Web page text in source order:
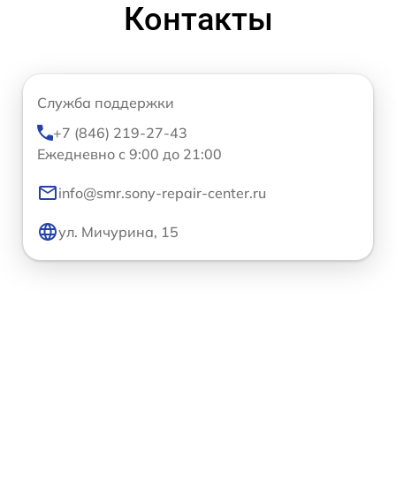
Контакты
Служба поддержки
+7 (846) 219-27-43
Ежедневно с 9:00 до 21:00
info@smr.sony-repair-center.ru
ул. Мичурина, 15